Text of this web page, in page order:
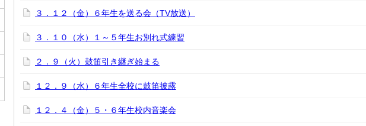
３．１２（金）６年生を送る会（TV放送）
３．１０（水）１～５年生お別れ式練習
２．９（火）鼓笛引き継ぎ始まる
１２．９（水）６年生全校に鼓笛披露
１２．４（金）５・６年生校内音楽会